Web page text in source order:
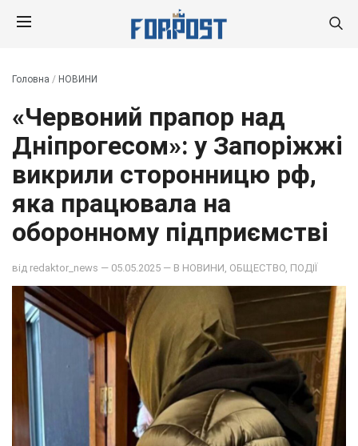
Головна / НОВИНИ
«Червоний прапор над
Дніпрогесом»: у Запоріжжі
викрили сторонницю рф,
яка працювала на
оборонному підприємстві
від redaktor_news — 05.05.2025 — В НОВИНИ ОБЩЕСТВО ПОДІЇ